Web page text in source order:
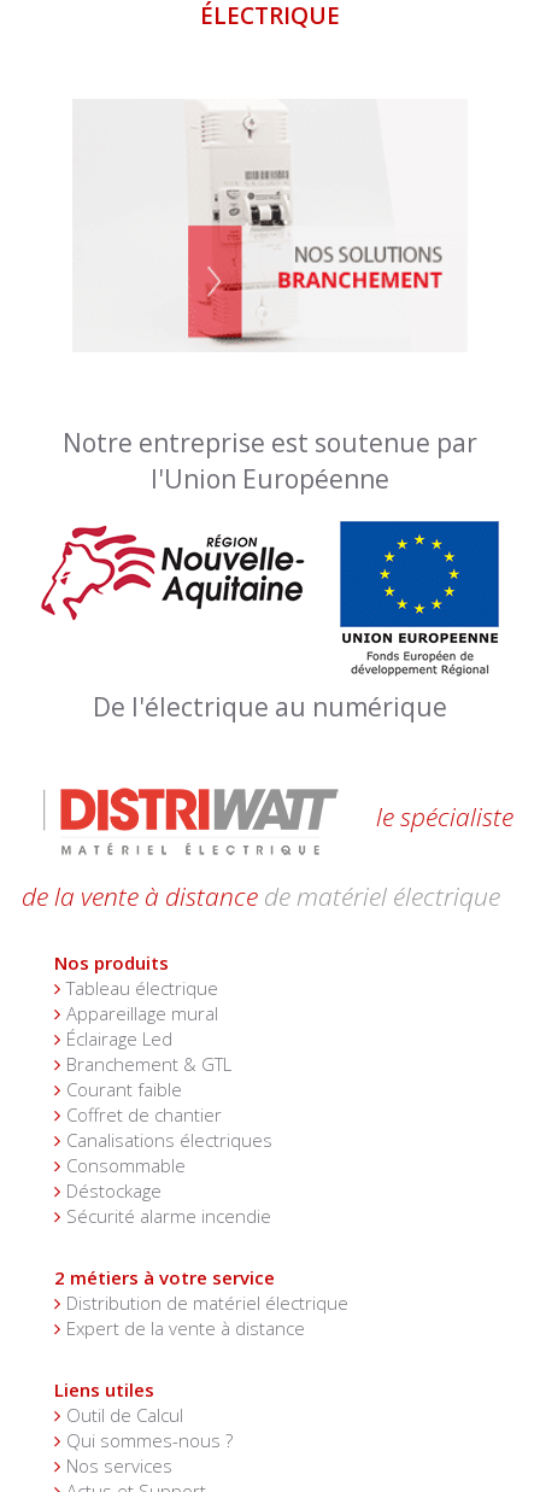
ÉLECTRIQUE
Notre entreprise est soutenue par
l'Union Européenne
De l'électrique au numérique
le spécialiste
de la vente à distance de matériel électrique
Nos produits
Tableau électrique
Appareillage mural
Éclairage Led
Branchement & GTL
Courant faible
Coffret de chantier
Canalisations électriques
Consommable
Déstockage
Sécurité alarme incendie
2 métiers à votre service
Distribution de matériel électrique
Expert de la vente à distance
Liens utiles
Outil de Calcul
Qui sommes-nous ?
Nos services